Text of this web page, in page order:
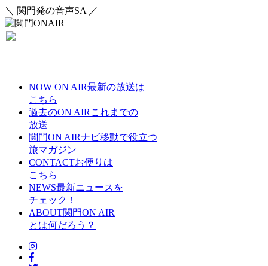
＼ 関門発の音声SA ／
NOW ON AIR最新の放送は
こちら
過去のON AIR これまでの
放送
関門ON AIRナビ移動で役立つ
旅マガジン
CONTACTお便りは
こちら
NEWS最新ニュースを
チェック！
ABOUT関門ON AIR
とは何だろう？